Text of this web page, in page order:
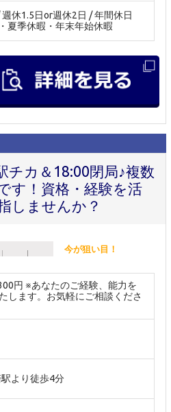
休1.5日or週休2日 / 年間休日
夏季休暇・年末年始休暇
チカ＆18:00閉局♪複数
す！資格・経験を活
しませんか？
今が狙い目！
円 ※あなたのご経験、能力を
します。お気軽にご相談くださ
より徒歩4分